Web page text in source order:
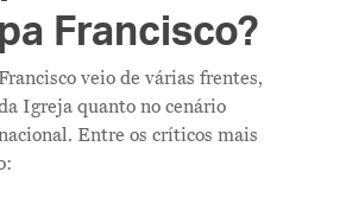
Francisco?
veio de várias frentes,
Igreja quanto no cenário
Entre os críticos mais
Contatos